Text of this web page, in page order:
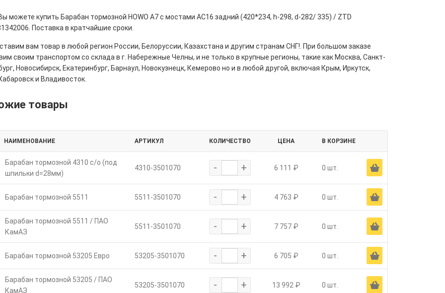
можете купить Барабан тормозной HOWO A7 с мостами AC16 задний (420*234, h-298, d-282/ 335) / ZTD
Поставка в кратчайшие сроки.
вам товар в любой регион России, Белоруссии, Казахстана и другим странам СНГ!. При большом заказе
своим транспортом со склада в г. Набережные Челны, и не только в крупные регионы, такие как Москва, Санкт-
Новосибирск, Екатеринбург, Барнаул, Новокузнецк, Кемерово но и в любой другой, включая Крым, Иркутск,
и Владивосток.
товары
НАИМЕНОВАНИЕ АРТИКУЛ КОЛИЧЕСТВО ЦЕНА В КОРЗИНЕ
Барабан тормозной 4310 с/о (под
шпильки d=28мм)
4310-3501070 - + 6 111 ₽ 0 шт. Ä
Барабан тормозной 5511 5511-3501070 - + 4 763 ₽ 0 шт. Ä
Барабан тормозной 5511 / ПАО
КамАЗ
5511-3501070 - + 7 757 ₽ 0 шт. Ä
Барабан тормозной 53205 Евро 53205-3501070 - + 6 705 ₽ 0 шт. Ä
Барабан тормозной 53205 / ПАО
КамАЗ
53205-3501070 - + 13 992 ₽ 0 шт. Ä